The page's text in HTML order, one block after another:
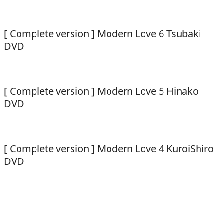
[ Complete version ] Modern Love 6 Tsubaki
DVD
[ Complete version ] Modern Love 5 Hinako
DVD
[ Complete version ] Modern Love 4 KuroiShiro
DVD